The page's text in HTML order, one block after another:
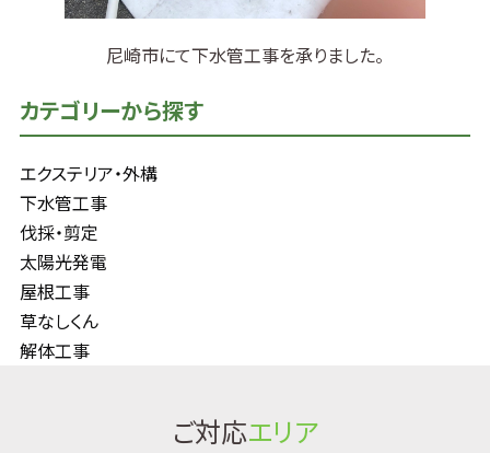
カテゴリーから探す
エクステリア・外構
下水管工事
伐採・剪定
太陽光発電
屋根工事
草なしくん
解体工事
尼崎市にて下水管工事を承りました。
ご対応エリア